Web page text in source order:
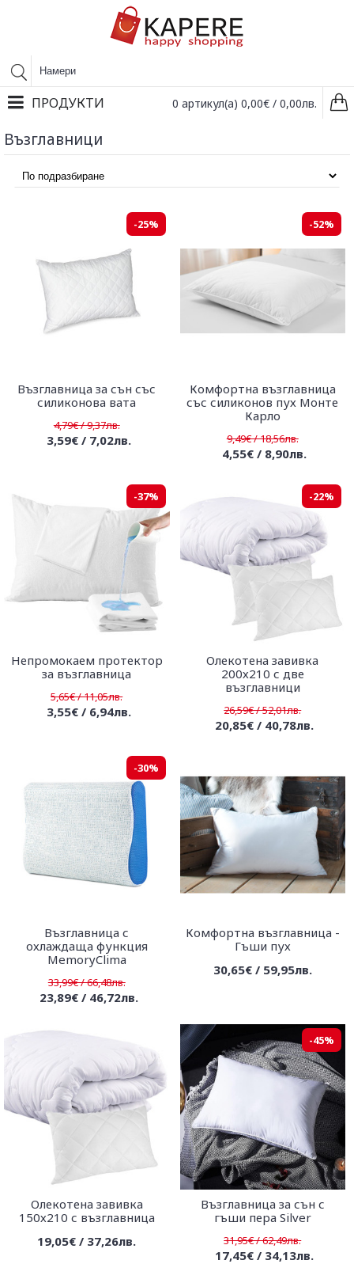
0 артикул(а) 0,00€ / 0,00лв.
ПРОДУКТИ
Възглавници
-25%
Възглавница за сън със
силиконова вата
4,79€ / 9,37лв.
3,59€ / 7,02лв.
-52%
Комфортна възглавница
със силиконов пух Монте
Карло
9,49€ / 18,56лв.
4,55€ / 8,90лв.
-37%
Непромокаем протектор
за възглавница
5,65€ / 11,05лв.
3,55€ / 6,94лв.
-22%
Олекотена завивка
200х210 с две
възглавници
26,59€ / 52,01лв.
20,85€ / 40,78лв.
-30%
Възглавница с
охлаждаща функция
MemoryClima
33,99€ / 66,48лв.
23,89€ / 46,72лв.
Комфортна възглавница -
Гъши пух
30,65€ / 59,95лв.
Олекотена завивка
150х210 с възглавница
19,05€ / 37,26лв.
-45%
Възглавница за сън с
гъши пера Silver
31,95€ / 62,49лв.
17,45€ / 34,13лв.